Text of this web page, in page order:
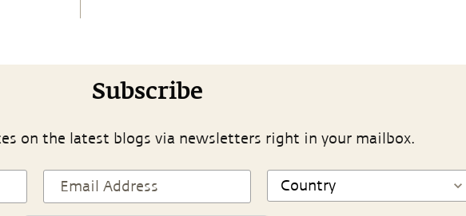
Subscribe
on the latest blogs via newsletters right in your mailbox.